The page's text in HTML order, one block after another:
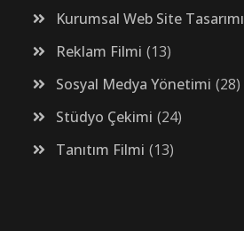
Kurumsal Web Site Tasarımı
Reklam Filmi 13
Sosyal Medya Yönetimi 28
Stüdyo Çekimi 24
Tanıtım Filmi 13